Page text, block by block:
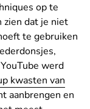
op te
zien dat je niet
te gebruiken
werd
kwasten van
aanbrengen en